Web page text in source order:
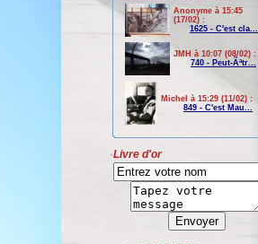
Anonyme à 15:45
(17/02) :
1625 - C'est cla...
JMH à 10:07 (08/02) :
740 - Peut-Ãªtr...
Michel à 15:29 (11/02) :
849 - C'est Mau...
Livre d'or